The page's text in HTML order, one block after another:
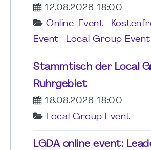
12.08.2026 18:00
Online-Event
Event
Local Group Event
Stammtisch der Local
Ruhrgebiet
18.08.2026 18:00
Local Group Event
LGDA online event: